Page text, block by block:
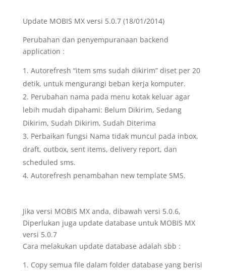
Update MOBIS MX versi 5.0.7 (18/01/2014)
Perubahan dan penyempuranaan backend
application :
Autorefresh “item sms sudah dikirim” diset per 20
detik, untuk mengurangi beban kerja komputer.
Perubahan nama pada menu kotak keluar agar
lebih mudah dipahami: Belum Dikirim, Sedang
Dikirim, Sudah Dikirim, Sudah Diterima
Perbaikan fungsi Nama tidak muncul pada inbox,
draft, outbox, sent items, delivery report, dan
scheduled sms.
Autorefresh penambahan new template SMS.
Jika versi MOBIS MX anda, dibawah versi 5.0.6,
Diperlukan juga update database untuk MOBIS MX
versi 5.0.7
Cara melakukan update database adalah sbb :
1. Copy semua file dalam folder database yang berisi